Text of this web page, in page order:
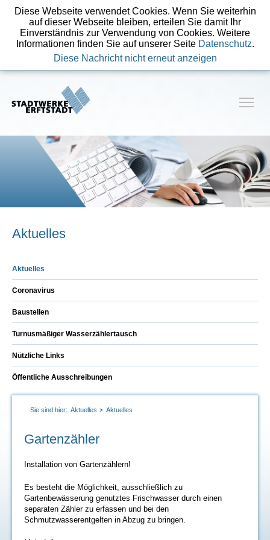
Diese Webseite verwendet Cookies. Wenn Sie weiterhin
auf dieser Webseite bleiben, erteilen Sie damit Ihr
Einverständnis zur Verwendung von Cookies. Weitere
Informationen finden Sie auf unserer Seite Datenschutz.
Diese Nachricht nicht erneut anzeigen
Aktuelles
Aktuelles
Coronavirus
Baustellen
Turnusmäßiger Wasserzählertausch
Nützliche Links
Öffentliche Ausschreibungen
Sie sind hier: Aktuelles Aktuelles
Gartenzähler
Installation von Gartenzählern!
Es besteht die Möglichkeit, ausschließlich zu
Gartenbewässerung genutztes Frischwasser durch einen
separaten Zähler zu erfassen und bei den
Schmutzwasserentgelten in Abzug zu bringen.